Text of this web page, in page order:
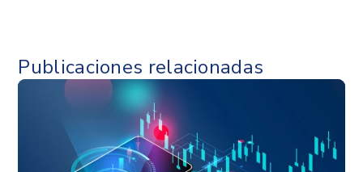
Publicaciones relacionadas